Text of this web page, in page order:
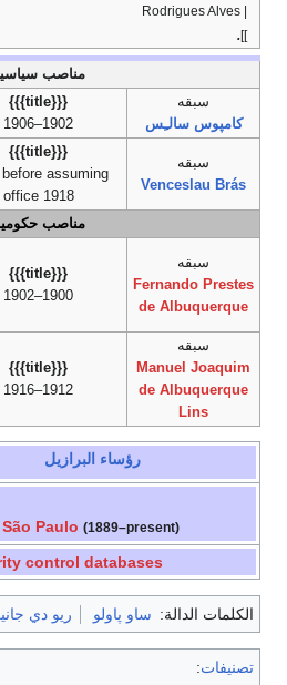
| Rodrigues Alves
]]
.
مناصب
سبقه
كامپوس سالـِس
{{{title}}}
1902–1906
سبقه
Venceslau Brás
{{{title}}}
before assuming
office 1918
مناصب
سبقه
Fernando Prestes
de Albuquerque
{{{title}}}
1900–1902
سبقه
Manuel Joaquim
de Albuquerque
Lins
{{{title}}}
1912–1916
رؤساء البرازيل
Paulo (1889–present)
control databases
الكلمات الدالة: ساو پاولو ريو دي
تصنيفات: